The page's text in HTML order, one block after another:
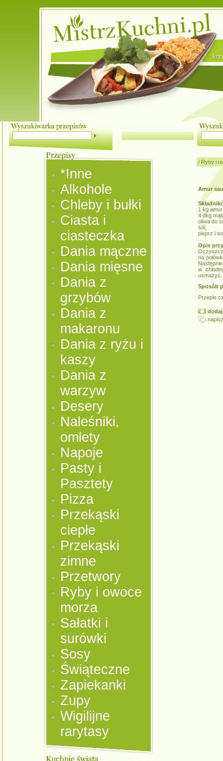
*Inne
Alkohole
Chleby i bułki
Ciasta i
ciasteczka
Dania mączne
Dania mięsne
Dania z
grzybów
Dania z
makaronu
Dania z ryżu i
kaszy
Dania z
warzyw
Desery
Naleśniki,
omlety
Napoje
Pasty i
Pasztety
Pizza
Przekąski
ciepłe
Przekąski
zimne
Przetwory
Ryby i owoce
morza
Sałatki i
surówki
Sosy
Świąteczne
Zapiekanki
Zupy
Wigilijne
rarytasy
/ Ryby i
Amur
1 kg
4 dkg
oliwa do
sól,
pieprz i
Opis
na
w
usmażyć.
Sposób
Przepis